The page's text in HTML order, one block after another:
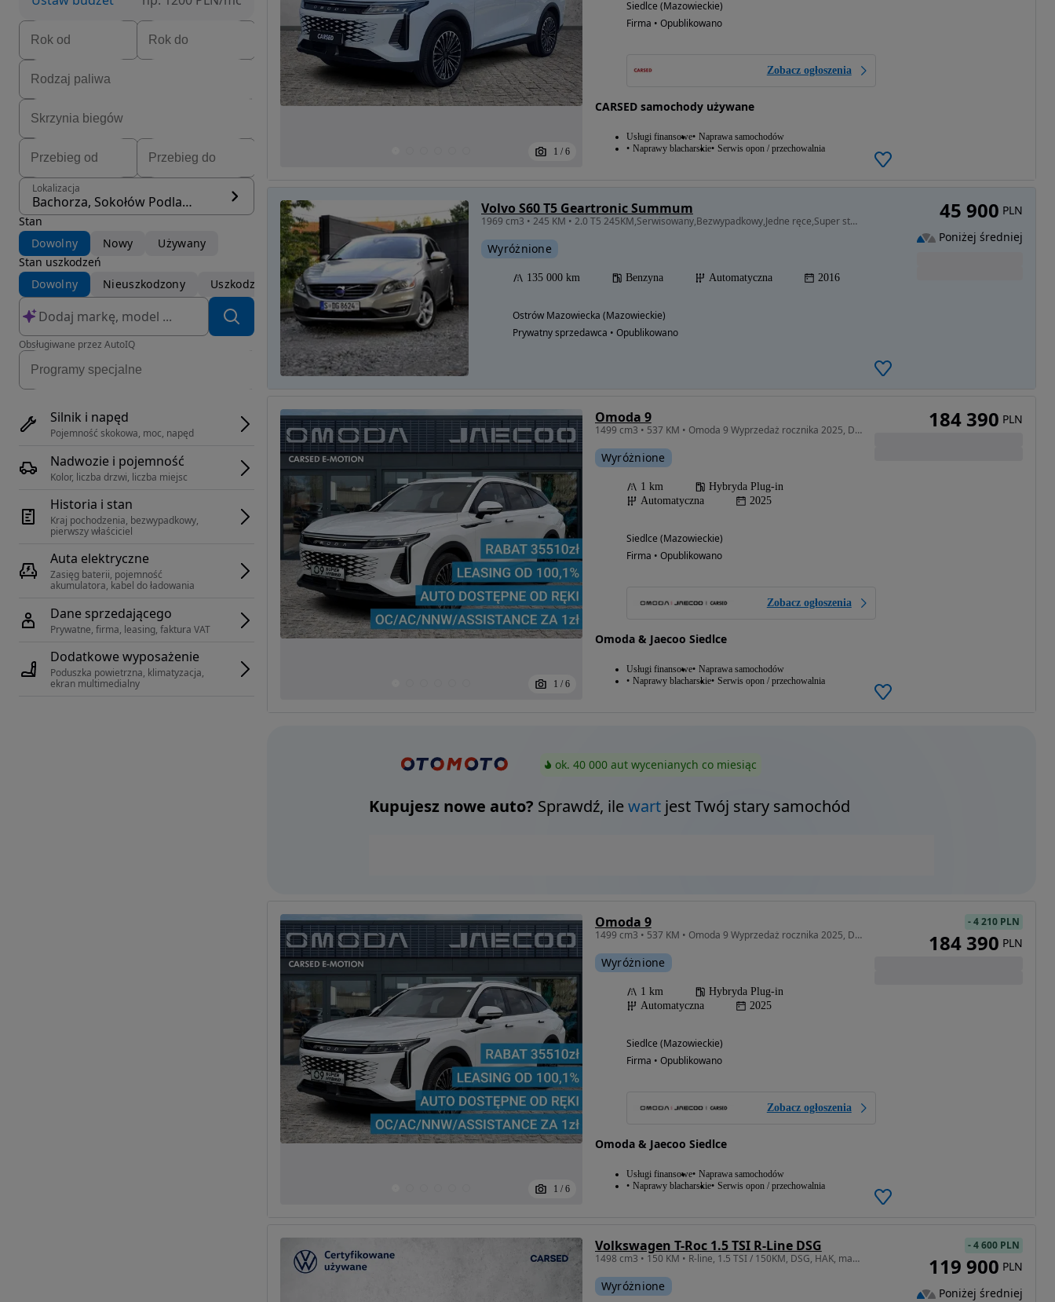
Lokalizacja
Bachorza, Sokołów Podlaski
Stan
Dowolny
Nowy
Używany
Stan uszkodzeń
Dowolny
Nieuszkodzony Uszkodzony
Obsługiwane przez AutoIQ
Silnik i napęd
Pojemność skokowa, moc, napęd
Nadwozie i pojemność
Kolor, liczba drzwi, liczba miejsc
Historia i stan
Kraj pochodzenia, bezwypadkowy,
pierwszy właściciel
Auta elektryczne
Zasięg baterii, pojemność
akumulatora, kabel do ładowania
Dane sprzedającego
Prywatne, firma, leasing, faktura VAT
Dodatkowe wyposażenie
Poduszka powietrzna, klimatyzacja,
ekran multimedialny
1 / 6
Siedlce (Mazowieckie)
Firma • Opublikowano
Zobacz ogłoszenia
CARSED samochody używane
Usługi finansowe Naprawa samochodów
Naprawy blacharskie Serwis opon / przechowalnia
Volvo S60 T5 Geartronic Summum
1969 cm3 • 245 KM • 2.0 T5 245KM,Serwisowany,Bezwypadkowy,Jedne ręce,Super stan.
Wyróżnione
135 000 km Benzyna Automatyczna 2016
Ostrów Mazowiecka (Mazowieckie)
Prywatny sprzedawca • Opublikowano
45 900 PLN
Poniżej średniej
1 / 6
Omoda 9
1499 cm3 • 537 KM • Omoda 9 Wyprzedaż rocznika 2025, Dostępny od ręki OC/AC za 1 zł
Wyróżnione
1 km
Hybryda Plug-in
Automatyczna
2025
Siedlce (Mazowieckie)
Firma • Opublikowano
Zobacz ogłoszenia
Omoda & Jaecoo Siedlce
Usługi finansowe Naprawa samochodów
Naprawy blacharskie Serwis opon / przechowalnia
184 390 PLN
ok. 40 000 aut wycenianych co miesiąc
Kupujesz nowe auto? Sprawdź, ilewartjest Twój stary samochód
1 / 6
Omoda 9
1499 cm3 • 537 KM • Omoda 9 Wyprzedaż rocznika 2025, Dostępny od ręki OC/AC za 1 zł
Wyróżnione
1 km
Hybryda Plug-in
Automatyczna
2025
Siedlce (Mazowieckie)
Firma • Opublikowano
Zobacz ogłoszenia
Omoda & Jaecoo Siedlce
Usługi finansowe Naprawa samochodów
Naprawy blacharskie Serwis opon / przechowalnia
-4 210 PLN
184 390 PLN
Volkswagen T-Roc 1.5 TSI R-Line DSG
1498 cm3 • 150 KM • R-line, 1.5 TSI / 150KM, DSG, HAK, masaż foteli, ACC, FV 23%
Wyróżnione
-4 600 PLN
119 900 PLN
Poniżej średniej